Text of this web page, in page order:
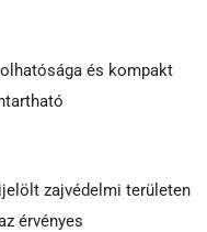
és kompakt
zajvédelmi területen
érvényes